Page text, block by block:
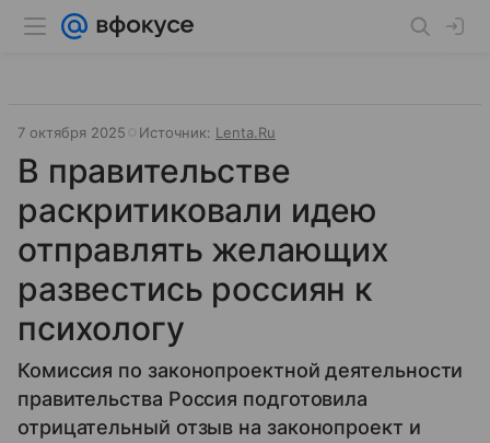
7 октября 2025 Источник: Lenta.Ru
В правительстве
раскритиковали идею
отправлять желающих
развестись россиян к
психологу
Комиссия по законопроектной деятельности
правительства Россия подготовила
отрицательный отзыв на законопроект и